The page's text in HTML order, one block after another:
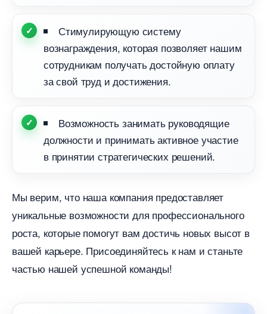
Стимулирующую систему
ознаграждения, которая позволяет нашим
сотрудникам получать достойную оплату
за свой труд и достижения.
озможность занимать руководящие
должности и принимать активное участие
принятии стратегических решений.
Мы верим, что наша компания предоставляет
уникальные возможности для профессионального
роста, которые помогут вам достичь новых высот
ашей карьере. Присоединяйтесь к нам и станьте
частью нашей успешной команды!